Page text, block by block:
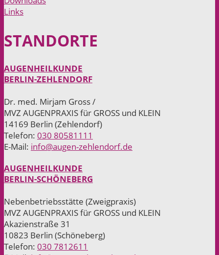
Links
STAND­ORTE
AUGENHEILKUNDE
BERLIN-ZEHLENDORF
Dr. med. Mirjam Gross /
MVZ AUGENPRAXIS für GROSS und KLEIN
14169 Berlin (Zehlendorf)
Telefon: 030 80581111
E-Mail: info@augen-zehlendorf.de
AUGENHEILKUNDE
BERLIN-SCHÖNEBERG
Nebenbetriebsstätte (Zweigpraxis)
MVZ AUGENPRAXIS für GROSS und KLEIN
Akazienstraße 31
10823 Berlin (Schöneberg)
Telefon: 030 7812611